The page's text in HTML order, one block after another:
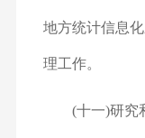
地方统计信息
理工作。
(十一)研究